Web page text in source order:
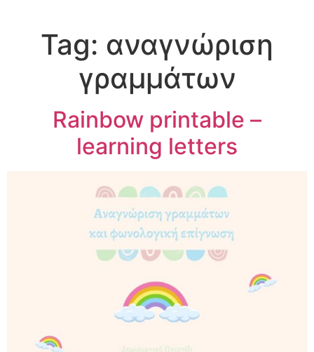
Tag: αναγνώριση
γραμμάτων
Rainbow printable –
learning letters